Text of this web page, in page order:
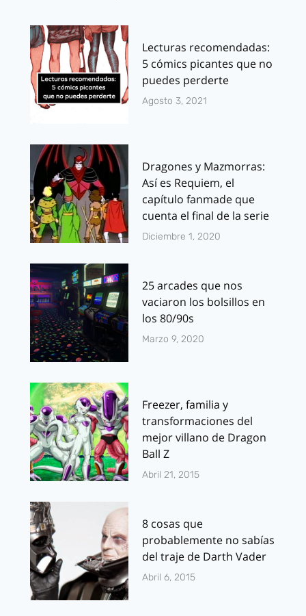
Lecturas recomendadas:
5 cómics picantes que no
puedes perderte
Agosto 3, 2021
Dragones y Mazmorras:
Así es Requiem, el
capítulo fanmade que
cuenta el final de la serie
Diciembre 1, 2020
25 arcades que nos
vaciaron los bolsillos en
los 80/90s
Marzo 9, 2020
Freezer, familia y
transformaciones del
mejor villano de Dragon
Ball Z
Abril 21, 2015
8 cosas que
probablemente no sabías
del traje de Darth Vader
Abril 6, 2015